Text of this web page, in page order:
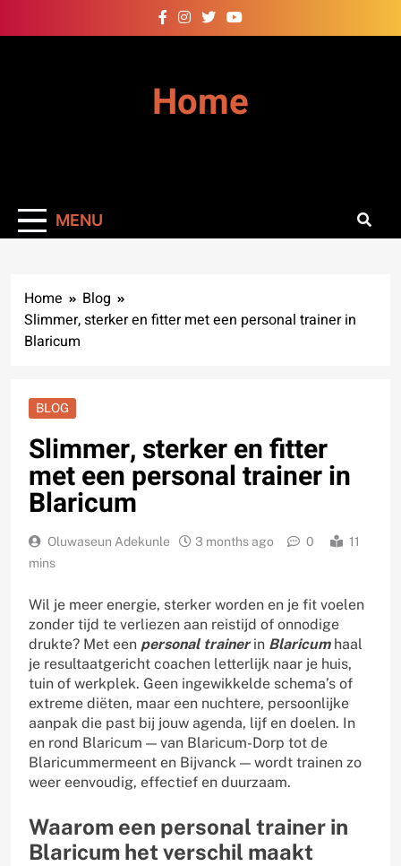
to
Home
MENU
Home
Blog
Slimmer, sterker en fitter met een personal trainer in
Blaricum
BLOG
Slimmer, sterker en fitter
met een personal trainer in
Blaricum
Oluwaseun Adekunle 3 months ago 0
11
mins
Wil je meer energie, sterker worden en je fit voelen
zonder tijd te verliezen aan reistijd of onnodige
drukte? Met een personal trainerin Blaricumhaal
je resultaatgericht coachen letterlijk naar je huis,
tuin of werkplek. Geen ingewikkelde schema’s of
extreme diëten, maar een nuchtere, persoonlijke
aanpak die past bij jouw agenda, lijf en doelen. In
en rond Blaricum — van Blaricum-Dorp tot de
Blaricummermeent en Bijvanck — wordt trainen zo
weer eenvoudig, effectief en duurzaam.
Waarom een personal trainer in
Blaricum het verschil maakt